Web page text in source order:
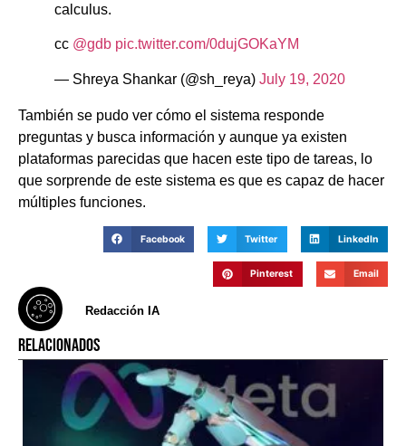
calculus.
cc @gdb pic.twitter.com/0dujGOKaYM
— Shreya Shankar (@sh_reya) July 19, 2020
También se pudo ver cómo el sistema responde
preguntas y busca información y aunque ya existen
plataformas parecidas que hacen este tipo de tareas, lo
que sorprende de este sistema es que es capaz de hacer
múltiples funciones.
Facebook Twitter LinkedIn
Pinterest Email
Redacción IA
RELACIONADOS